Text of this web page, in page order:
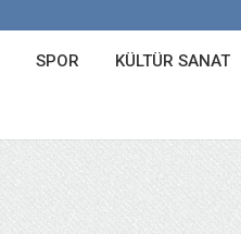
SPOR KÜLTÜR SANAT